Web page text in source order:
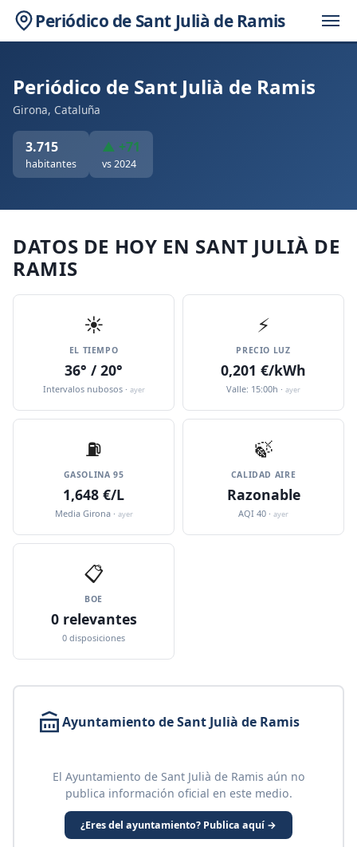
Periódico de Sant Julià de Ramis
Periódico de Sant Julià de Ramis
Girona, Cataluña
3.715
habitantes
▲ +71
vs 2024
DATOS DE HOY EN SANT JULIÀ DE
RAMIS
☀️
EL TIEMPO
36° / 20°
Intervalos nubosos · ayer
⚡
PRECIO LUZ
0,201 €/kWh
Valle: 15:00h · ayer
⛽️
GASOLINA 95
1,648 €/L
Media Girona · ayer
🍃
CALIDAD AIRE
Razonable
AQI 40 · ayer
📋
BOE
0 relevantes
0 disposiciones
Ayuntamiento de Sant Julià de Ramis
El Ayuntamiento de Sant Julià de Ramis aún no
publica información oficial en este medio.
¿Eres del ayuntamiento? Publica aquí →